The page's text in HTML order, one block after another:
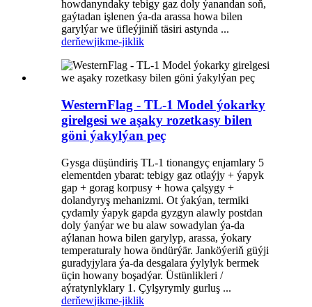
howdanyndaky tebigy gaz doly ýanandan soň,
gaýtadan işlenen ýa-da arassa howa bilen
garylýar we üfleýjiniň täsiri astynda ...
derňewjikme-jiklik
WesternFlag - TL-1 Model ýokarky
girelgesi we aşaky rozetkasy bilen
göni ýakylýan peç
Gysga düşündiriş TL-1 tionangyç enjamlary 5
elementden ybarat: tebigy gaz otlaýjy + ýapyk
gap + gorag korpusy + howa çalşygy +
dolandyryş mehanizmi. Ot ýakýan, termiki
çydamly ýapyk gapda gyzgyn alawly postdan
doly ýanýar we bu alaw sowadylan ýa-da
aýlanan howa bilen garylyp, arassa, ýokary
temperaturaly howa öndürýär. Janköýeriň güýji
guradyjylara ýa-da desgalara ýylylyk bermek
üçin howany boşadýar. Üstünlikleri /
aýratynlyklary 1. Çylşyrymly gurluş ...
derňewjikme-jiklik